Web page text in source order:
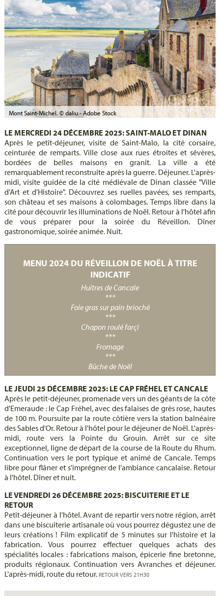
Mont Saint-Michel. © daliu - Adobe Stock
LE MERCREDI 24 DÉCEMBRE 2025: SAINT-MALO ET DINAN
Après le petit-déjeuner, visite de Saint-Malo, la cité corsaire,
ceinturée de remparts. Ville close aux rues étroites et sévères,
bordées de belles maisons en granit. La ville a été
remarquablement reconstruite après la guerre. Déjeuner. L'après-
midi, visite guidée de la cité médiévale de Dinan classée "Ville
d'Art et d'Histoire". Découvrez ses ruelles pavées, ses remparts,
son château et ses maisons à colombages. Temps libre dans la
cité pour découvrir les illuminations de Noël. Retour à l'hôtel afin
de vous préparer pour la soirée du Réveillon. Dîner
gastronomique, soirée animée. Nuit.
MENU 2024 DU RÉVEILLON DE NOËL À TITRE
INDICATIF
Huîtres de Cancale
***
Foie gras sur pain brioché
***
Chapon roulé farçi
***
Fromage
***
Bûche de Noël
LE JEUDI 25 DÉCEMBRE 2025: LE CAP FRÉHEL ET CANCALE
Après le petit-déjeuner, promenade vers un des géants de la côte
d'Emeraude : le Cap Fréhel, avec des falaises de grès rose, hautes
de 100 m. Poursuite par la route côtière vers la station balnéaire
des Sables d'Or. Retour à l'hôtel pour le déjeuner de Noël. L'après-
midi, route vers la Pointe du Grouin. Arrêt sur ce site
exceptionnel, ligne de départ de la course de la Route du Rhum.
Continuation vers le port typique et animé de Cancale. Temps
libre pour flâner et s'imprégner de l'ambiance cancalaise. Retour
à l'hôtel. Dîner et nuit.
LE VENDREDI 26 DÉCEMBRE 2025: BISCUITERIE ET LE
RETOUR
Petit-déjeuner à l'hôtel. Avant de repartir vers notre région, arrêt
dans une biscuiterie artisanale où vous pourrez dégustez une de
leurs créations ! Film explicatif de 5 minutes sur l'histoire et la
fabrication. Vous pourrez effectuer quelques achats des
spécialités locales : fabrications maison, épicerie fine bretonne,
produits régionaux. Continuation vers Avranches et déjeuner.
L'après-midi, route du retour. RETOUR VERS 21H30